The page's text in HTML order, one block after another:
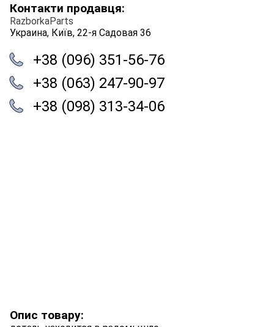
Контакти продавця:
RazborkaParts
Украина, Київ, 22-я Садовая 36
+38 (096) 351-56-76
+38 (063) 247-90-97
+38 (098) 313-34-06
Опис товару: